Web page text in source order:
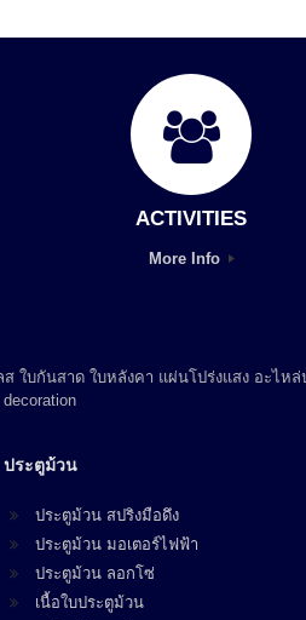
ACTIVITIES
More Info
ใบกันสาด ใบหลังคา แผ่นโปร่งแสง อะไห
ประตูม้วน
ประตูม้วน สปริงมือดึง
ประตูม้วน มอเตอร์ไฟฟ้า
ประตูม้วน ลอกโซ่
เนื้อใบประตูม้วน